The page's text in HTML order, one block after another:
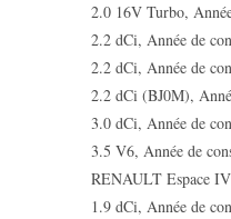
2.0 16V Turbo,
2.2 dCi, Année de
2.2 dCi, Année de
2.2 dCi (BJ0M),
3.0 dCi, Année de
3.5 V6, Année de
RENAULT Espace
1.9 dCi, Année de